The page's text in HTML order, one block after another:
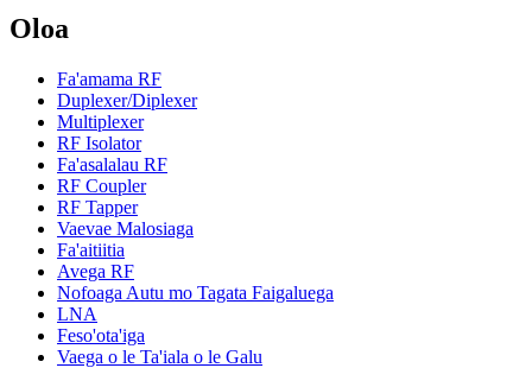
Oloa
Fa'amama RF
Duplexer/Diplexer
Multiplexer
RF Isolator
Fa'asalalau RF
RF Coupler
RF Tapper
Vaevae Malosiaga
Fa'aitiitia
Avega RF
Nofoaga Autu mo Tagata Faigaluega
LNA
Feso'ota'iga
Vaega o le Ta'iala o le Galu